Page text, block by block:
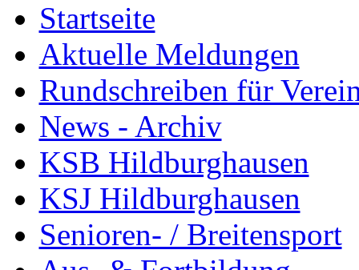
Startseite
Aktuelle Meldungen
Rundschreiben für
News - Archiv
KSB Hildburghausen
KSJ Hildburghausen
Senioren- / Breitensport